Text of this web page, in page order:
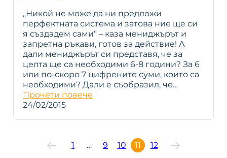
„Никой не може да ни предложи
перфектната система и затова ние ще си
я създадем сами“ – каза мениджърът и
запретна ръкави, готов за действие! А
дали мениджърът си представя, че за
целта ще са необходими 6-8 години? За 6
или по-скоро 7 цифрените суми, които са
необходими? Дали е съобразил, че…
Прочети повече
24/02/2015
1 … 9 10 11 12